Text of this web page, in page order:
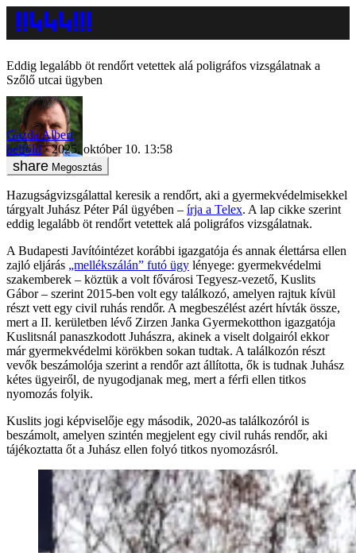
Eddig legalább öt rendőrt vetettek alá poligráfos vizsgálatnak a
Szőlő utcai ügyben
Gazda Albert
belföld
2025. október 10. 13:58
Megosztás
Hazugságvizsgálattal keresik a rendőrt, aki a gyermekvédelmisekkel
tárgyalt Juhász Péter Pál ügyében – írja a Telex. A lap cikke szerint
eddig legalább öt rendőrt vetettek alá poligráfos vizsgálatnak.
A Budapesti Javítóintézet korábbi igazgatója és annak élettársa ellen
zajló eljárás „mellékszálán” futó ügy lényege: gyermekvédelmi
szakemberek – köztük a volt fővárosi Tegyesz-vezető, Kuslits
Gábor – szerint 2015-ben volt egy találkozó, amelyen rajtuk kívül
részt vett egy civil ruhás rendőr. A megbeszélést azért hívták össze,
mert a II. kerületben lévő Zirzen Janka Gyermekotthon igazgatója
Kuslitsnál panaszkodott Juhászra, akinek a viselt dolgairól ekkor
már gyermekvédelmi körökben sokan tudtak. A találkozón részt
vevők beszámolója szerint a rendőr azt állította, ők is tudnak Juhász
kétes ügyeiről, de nyugodjanak meg, mert a férfi ellen titkos
nyomozás folyik.
Kuslits jogi képviselője egy második, 2020-as találkozóról is
beszámolt, amelyen szintén megjelent egy civil ruhás rendőr, aki
tájékoztatta őt a Juhász ellen folyó titkos nyomozásról.